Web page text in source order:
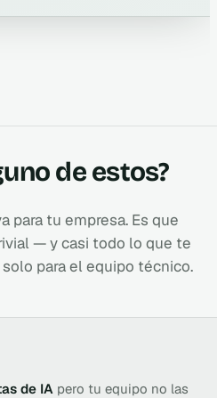
de estos?
para tu empresa. Es que
— y casi todo lo que te
para el equipo técnico.
de IA pero tu equipo no las